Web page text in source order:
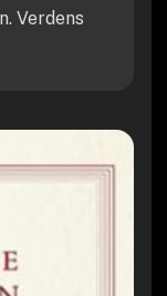
Verdens